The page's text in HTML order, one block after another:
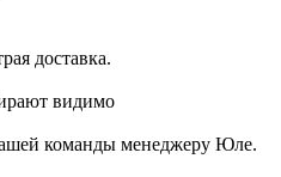
доставка.
видимо
команды менеджеру Юле.